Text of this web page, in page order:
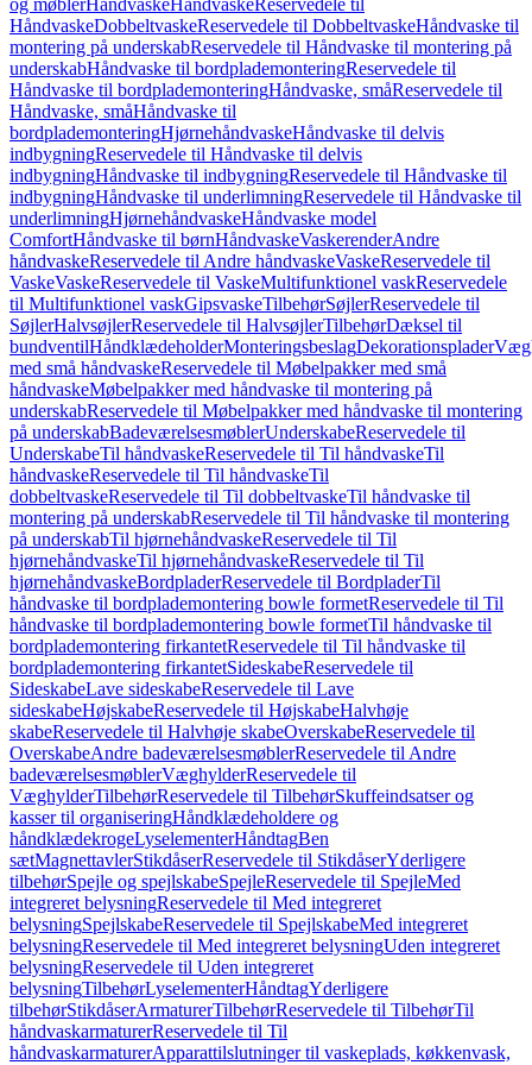
og møblerHåndvaskeHåndvaskeReservedele til
HåndvaskeDobbeltvaskeReservedele til DobbeltvaskeHåndvaske til
montering på underskabReservedele til Håndvaske til montering på
underskabHåndvaske til bordplademonteringReservedele til
Håndvaske til bordplademonteringHåndvaske, småReservedele til
Håndvaske, småHåndvaske til
bordplademonteringHjørnehåndvaskeHåndvaske til delvis
indbygningReservedele til Håndvaske til delvis
indbygningHåndvaske til indbygningReservedele til Håndvaske til
indbygningHåndvaske til underlimningReservedele til Håndvaske til
underlimningHjørnehåndvaskeHåndvaske model
ComfortHåndvaske til børnHåndvaskeVaskerenderAndre
håndvaskeReservedele til Andre håndvaskeVaskeReservedele til
VaskeVaskeReservedele til VaskeMultifunktionel vaskReservedele
til Multifunktionel vaskGipsvaskeTilbehørSøjlerReservedele til
SøjlerHalvsøjlerReservedele til HalvsøjlerTilbehørDæksel til
bundventilHåndklædeholderMonteringsbeslagDekorationsplader
med små håndvaskeReservedele til Møbelpakker med små
håndvaskeMøbelpakker med håndvaske til montering på
underskabReservedele til Møbelpakker med håndvaske til montering
på underskabBadeværelsesmøblerUnderskabeReservedele til
UnderskabeTil håndvaskeReservedele til Til håndvaskeTil
håndvaskeReservedele til Til håndvaskeTil
dobbeltvaskeReservedele til Til dobbeltvaskeTil håndvaske til
montering på underskabReservedele til Til håndvaske til montering
på underskabTil hjørnehåndvaskeReservedele til Til
hjørnehåndvaskeTil hjørnehåndvaskeReservedele til Til
hjørnehåndvaskeBordpladerReservedele til BordpladerTil
håndvaske til bordplademontering bowle formetReservedele til Til
håndvaske til bordplademontering bowle formetTil håndvaske til
bordplademontering firkantetReservedele til Til håndvaske til
bordplademontering firkantetSideskabeReservedele til
SideskabeLave sideskabeReservedele til Lave
sideskabeHøjskabeReservedele til HøjskabeHalvhøje
skabeReservedele til Halvhøje skabeOverskabeReservedele til
OverskabeAndre badeværelsesmøblerReservedele til Andre
badeværelsesmøblerVæghylderReservedele til
VæghylderTilbehørReservedele til TilbehørSkuffeindsatser og
kasser til organiseringHåndklædeholdere og
håndklædekrogeLyselementerHåndtagBen
sætMagnettavlerStikdåserReservedele til StikdåserYderligere
tilbehørSpejle og spejlskabeSpejleReservedele til SpejleMed
integreret belysningReservedele til Med integreret
belysningSpejlskabeReservedele til SpejlskabeMed integreret
belysningReservedele til Med integreret belysningUden integreret
belysningReservedele til Uden integreret
belysningTilbehørLyselementerHåndtagYderligere
tilbehørStikdåserArmaturerTilbehørReservedele til TilbehørTil
håndvaskarmaturerReservedele til Til
håndvaskarmaturerApparattilslutninger til vaskeplads, køkkenvask,